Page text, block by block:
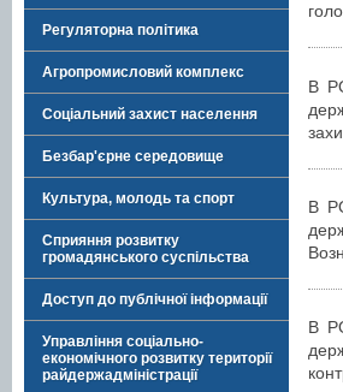
Регуляторна політика
Агропромисловий комплекс
Соціальний захист населення
Безбар'єрне середовище
Культура, молодь та спорт
Сприяння розвитку
громадянського суспільства
Доступ до публічної інформації
Управління соціально-
економічного розвитку території
райдержадміністрації
В
В
В